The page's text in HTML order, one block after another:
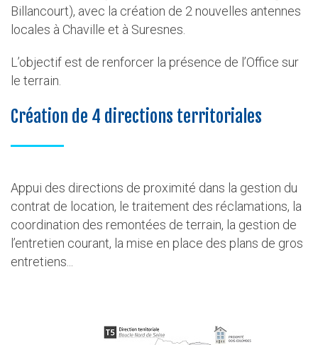
Billancourt), avec la création de 2 nouvelles antennes
locales à Chaville et à Suresnes.
L’objectif est de renforcer la présence de l’Office sur
le terrain.
Création de 4 directions territoriales
Appui des directions de proximité dans la gestion du
contrat de location, le traitement des réclamations, la
coordination des remontées de terrain, la gestion de
l’entretien courant, la mise en place des plans de gros
entretiens...